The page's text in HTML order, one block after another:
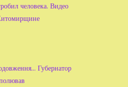
человека. Видео
Губернатор